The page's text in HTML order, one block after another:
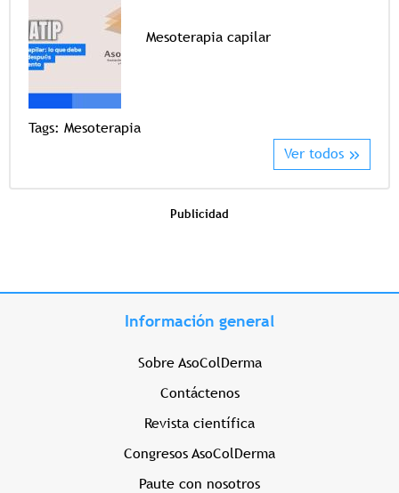
Mesoterapia capilar
Tags: Mesoterapia
Ver todos
Publicidad
Información general
Sobre AsoColDerma
Contáctenos
Revista científica
Congresos AsoColDerma
Paute con nosotros